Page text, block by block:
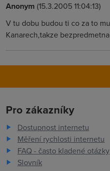
Anonym (15.3.2005 11:04:13)
V tu dobu budou ti co za to
Kanarech,takze
Pro zákazníky
Dostupnost internetu
Měření rychlosti internetu
FAQ - často kladené otázky
Slovník